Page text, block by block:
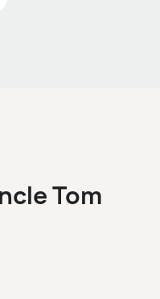
Tom